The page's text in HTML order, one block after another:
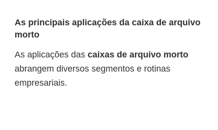
As principais aplicações da caixa de arquivo
morto
As aplicações das caixas de arquivo morto
abrangem diversos segmentos e rotinas
empresariais.